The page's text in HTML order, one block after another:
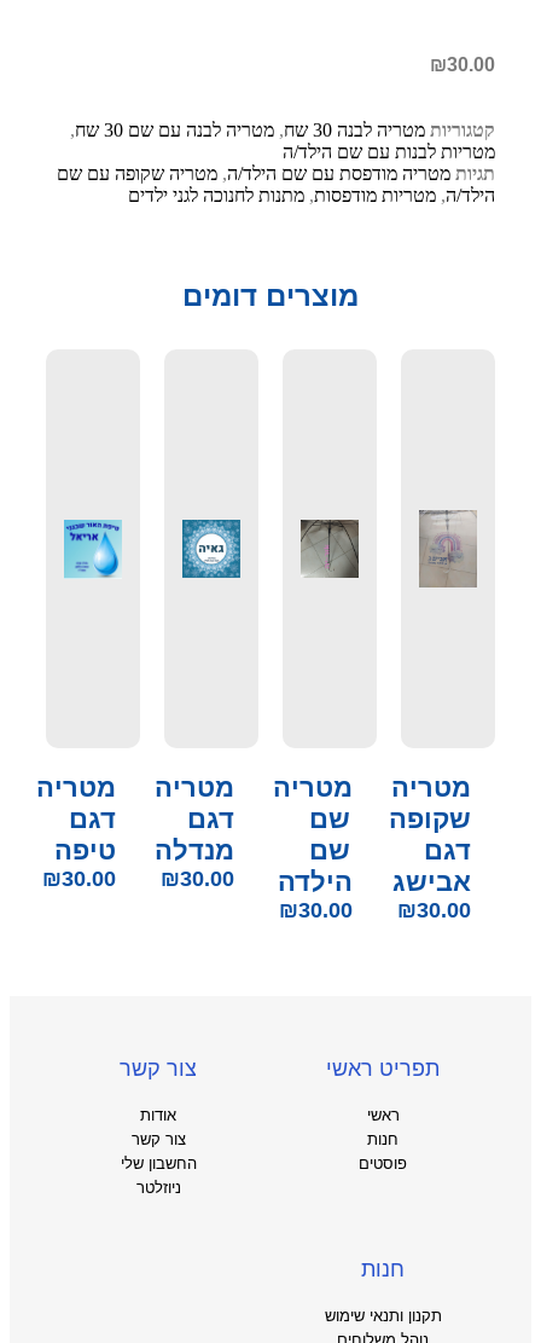
₪30.00
קטגוריות מטריה לבנה 30 שח , מטריה לבנה עם שם 30 שח
,
מטריות לבנות עם שם הילד/ה
תגיות מטריה מודפסת עם שם הילד/ה, מטריה שקופה עם שם
הילד/ה, מטריות מודפסות, מתנות לחנוכה לגני ילדים
מוצרים דומים
מטריה
שקופה
דגם
אבישג
₪30.00
מטריה
שם
שם
הילדה
₪30.00
מטריה
דגם
מנדלה
₪30.00
מטריה
דגם
טיפה
₪30.00
תפריט ראשי
ראשי
חנות
פוסטים
צור קשר
אודות
צור קשר
החשבון שלי
ניוזלטר
חנות
תקנון ותנאי שימוש